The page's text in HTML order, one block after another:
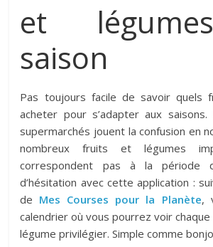
et
saison
Pas toujours facile de savoir quels
acheter pour s’adapter aux
supermarchés jouent la confusion en
nombreux fruits et légumes
correspondent pas à la période
d’hésitation avec cette application :
de Mes Courses pour la Planète,
calendrier où vous pourrez voir
légume privilégier. Simple comme